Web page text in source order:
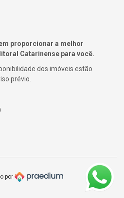
proporcionar a melhor
Catarinense para você.
dos imóveis estão
prévio.
por